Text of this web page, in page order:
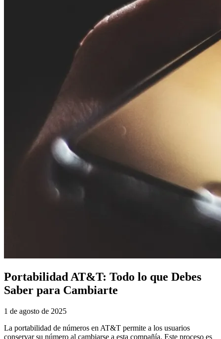
Portabilidad AT&T: Todo lo que Debes
Saber para Cambiarte
1 de agosto de 2025
La portabilidad de números en AT&T permite a los usuarios
conservar su número al cambiarse a esta compañía. Este proceso es